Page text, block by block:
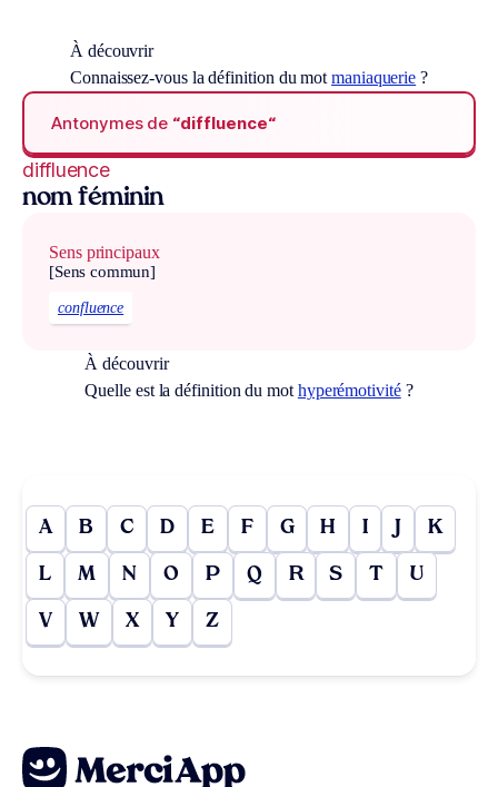
À découvrir
Connaissez-vous la définition du motmaniaquerie ?
Antonymes de “diffluence“
diffluence
nom féminin
Sens principaux
[Sens commun]
confluence
À découvrir
Quelle est la définition du mot hyperémotivité?
A B C D E F G H I J K
L M N O P Q R S T U
V W X Y Z